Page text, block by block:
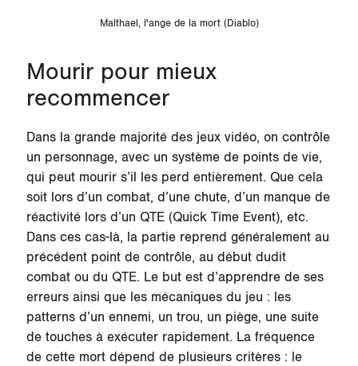
Malthael, l'ange de la mort (Diablo)
Mourir pour mieux
recommencer
Dans la grande majorité des jeux vidéo, on contrôle
un personnage, avec un système de points de vie,
qui peut mourir s’il les perd entièrement. Que cela
soit lors d’un combat, d’une chute, d’un manque de
réactivité lors d’un QTE (Quick Time Event), etc.
Dans ces cas-là, la partie reprend généralement au
précédent point de contrôle, au début dudit
combat ou du QTE. Le but est d’apprendre de ses
erreurs ainsi que les mécaniques du jeu : les
patterns d’un ennemi, un trou, un piège, une suite
de touches à exécuter rapidement. La fréquence
de cette mort dépend de plusieurs critères : le